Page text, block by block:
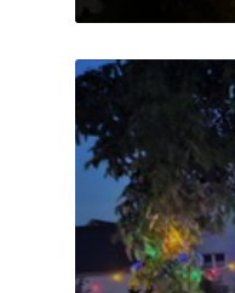
Mehr
erfahren